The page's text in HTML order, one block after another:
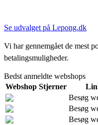
Se udvalget på Lepong.dk
Vi har gennemgået de mest
betalingsmuligheder.
Bedst anmeldte webshops
Webshop Stjerner
Besøg
Besøg
Besøg